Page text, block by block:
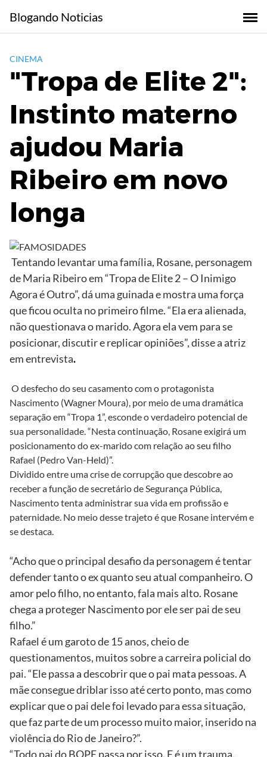
content
Blogando Noticias
CINEMA
"Tropa de Elite 2":
Instinto materno
ajudou Maria
Ribeiro em novo
longa
Tentando levantar uma família, Rosane, personagem
de Maria Ribeiro em “Tropa de Elite 2 – O Inimigo
Agora é Outro”, dá uma guinada e mostra uma força
que ficou oculta no primeiro filme. “Ela era alienada,
não questionava o marido. Agora ela vem para se
posicionar, discutir e replicar opiniões”, disse a atriz
em entrevista.
O desfecho do seu casamento com o protagonista
Nascimento (Wagner Moura), por meio de uma dramática
separação em “Tropa 1”, esconde o verdadeiro potencial de
sua personalidade. “Nesta continuação, Rosane exigirá um
posicionamento do ex-marido com relação ao seu filho
Rafael (Pedro Van-Held)”.
Dividido entre uma crise de corrupção que descobre ao
receber a função de secretário de Segurança Pública,
Nascimento tenta administrar sua vida em profissão e
paternidade. No meio desse trajeto é que Rosane intervém e
se destaca.
“Acho que o principal desafio da personagem é tentar
defender tanto o ex quanto seu atual companheiro. O
amor pelo filho, no entanto, fala mais alto. Rosane
chega a proteger Nascimento por ele ser pai de seu
filho.”
Rafael é um garoto de 15 anos, cheio de
questionamentos, muitos sobre a carreira policial do
pai. “Ele passa a descobrir que o pai mata pessoas. A
mãe consegue driblar isso até certo ponto, mas como
explicar que o pai dele foi levado para essa situação,
que faz parte de um processo muito maior, inserido na
violência do Rio de Janeiro?”.
“Todo pai do BOPE passa por isso. E é um trauma.